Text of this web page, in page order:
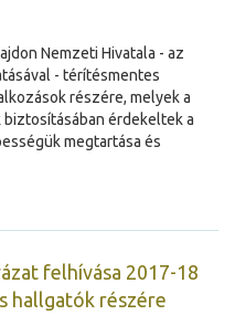
Nemzeti Hivatala - az
- térítésmentes
részére, melyek a
érdekeltek a
megtartása és
felhívása 2017-18
hallgatók részére